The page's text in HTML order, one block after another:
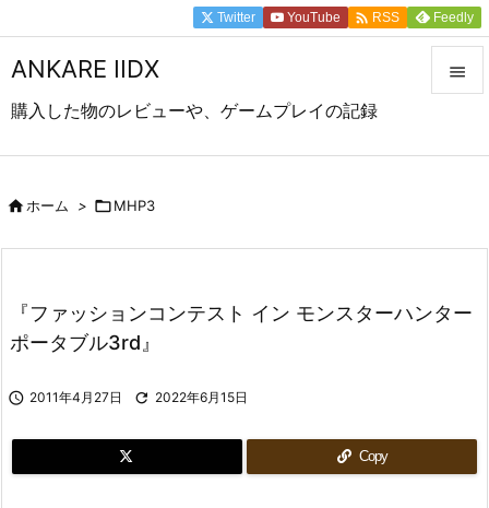
ANKARE IIDX
購入した物のレビューや、ゲームプレイの記録

検索
Twitter YouTube  RSS Feedly
ホーム > MHP3
『ファッションコンテスト イン モンスターハンター
ポータブル3rd』
 2011年4月27日  2022年6月15日
Copy